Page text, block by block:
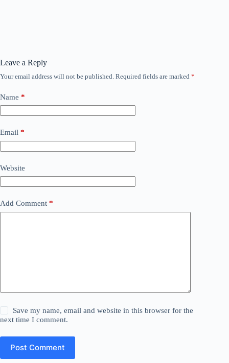
Leave a Reply
Your email address will not be published. Required fields are marked *
Name *
Email *
Website
Add Comment *
Save my name, email and website in this browser for the
next time I comment.
Post Comment